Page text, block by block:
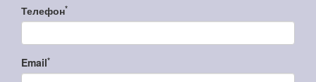
Телефон*
Email*